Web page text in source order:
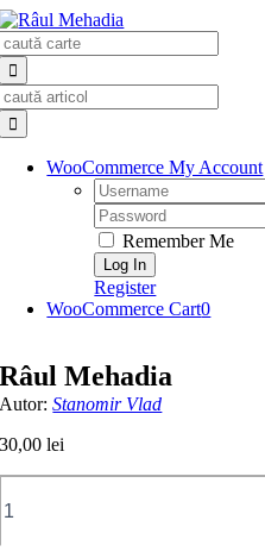
Skip
to
content
WooCommerce My Account
Username:
Password:
Remember Me
Register
WooCommerce Cart0
Râul Mehadia
Autor:Stanomir Vlad
30,00lei